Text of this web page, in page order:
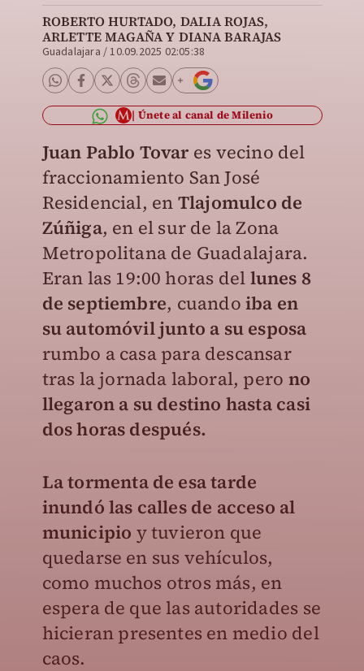
ROBERTO HURTADO, DALIA ROJAS,
ARLETTE MAGAÑA Y DIANA BARAJAS
Guadalajara /10.09.2025 02:05:38
Únete al canal de Milenio
Juan Pablo Tovar es vecino del
fraccionamiento San José
Residencial, en Tlajomulco de
Zúñiga, en el sur de la Zona
Metropolitana de Guadalajara.
Eran las 19:00 horas del lunes 8
de septiembre, cuando iba en
su automóvil junto a su esposa
rumbo a casa para descansar
tras la jornada laboral, pero no
llegaron a su destino hasta casi
dos horas después.
La tormenta de esa tarde
inundó las calles de acceso al
municipio y tuvieron que
quedarse en sus vehículos,
como muchos otros más, en
espera de que las autoridades se
hicieran presentes en medio del
caos.